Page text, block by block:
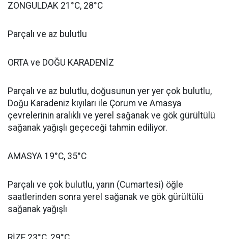
ZONGULDAK 21°C, 28°C
Parçalı ve az bulutlu
ORTA ve DOĞU KARADENİZ
Parçalı ve az bulutlu, doğusunun yer yer çok bulutlu,
Doğu Karadeniz kıyıları ile Çorum ve Amasya
çevrelerinin aralıklı ve yerel sağanak ve gök gürültülü
sağanak yağışlı geçeceği tahmin ediliyor.
AMASYA 19°C, 35°C
Parçalı ve çok bulutlu, yarın (Cumartesi) öğle
saatlerinden sonra yerel sağanak ve gök gürültülü
sağanak yağışlı